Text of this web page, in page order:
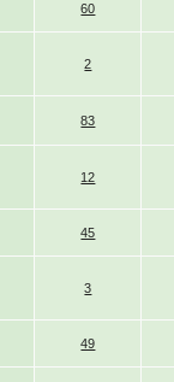
60
2
83
12
45
3
49